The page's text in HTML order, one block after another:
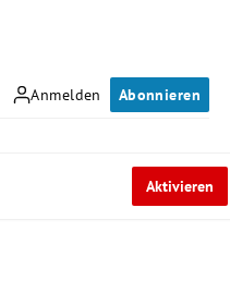
Anmelden Abonnieren
Aktivieren